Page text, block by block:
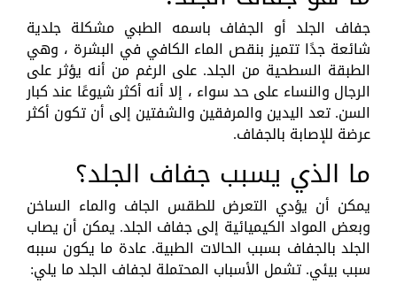
جفاف الجلد أو الجفاف باسمه الطبي مشكلة جلدية
شائعة جدًا تتميز بنقص الماء الكافي في البشرة ، وهي
الطبقة السطحية من الجلد. على الرغم من أنه يؤثر على
الرجال والنساء على حد سواء ، إلا أنه أكثر شيوعًا عند كبار
السن. تعد اليدين والمرفقين والشفتين إلى أن تكون أكثر
عرضة للإصابة بالجفاف.
ما الذي يسبب جفاف الجلد؟
يمكن أن يؤدي التعرض للطقس الجاف والماء الساخن
وبعض المواد الكيميائية إلى جفاف الجلد. يمكن أن يصاب
الجلد بالجفاف بسبب الحالات الطبية. عادة ما يكون سببه
سبب بيئي. تشمل الأسباب المحتملة لجفاف الجلد ما يلي: